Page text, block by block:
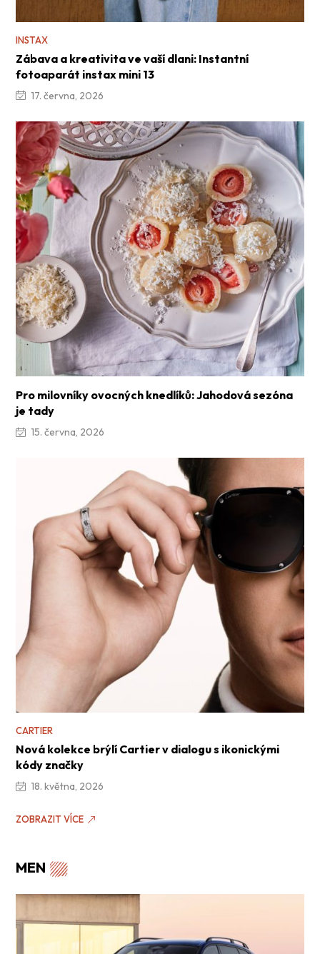
INSTAX
Zábava a kreativita ve vaší dlani: Instantní
fotoaparát instax mini 13
17. června, 2026
Pro milovníky ovocných knedlíků: Jahodová sezóna
je tady
15. června, 2026
CARTIER
Nová kolekce brýlí Cartier v dialogu s ikonickými
kódy značky
18. května, 2026
ZOBRAZIT VÍCE
MEN